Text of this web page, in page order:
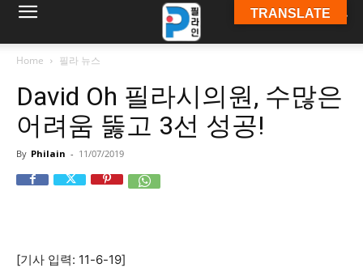
Home 필라 뉴스
David Oh 필라시의원, 수많은
어려움 뚫고 3선 성공!
By Philain - 11/07/2019
[기사 입력: 11-6-19]
TRANSLATE